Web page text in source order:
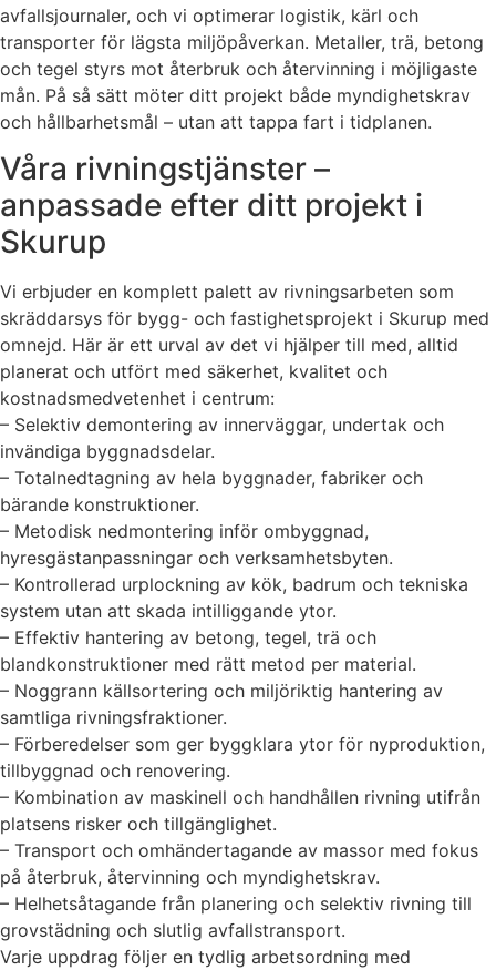
avfallsjournaler, och vi optimerar logistik, kärl och
transporter för lägsta miljöpåverkan. Metaller, trä, betong
och tegel styrs mot återbruk och återvinning i möjligaste
mån. På så sätt möter ditt projekt både myndighetskrav
och hållbarhetsmål – utan att tappa fart i tidplanen.
Våra rivningstjänster –
anpassade efter ditt projekt i
Skurup
Vi erbjuder en komplett palett av rivningsarbeten som
skräddarsys för bygg- och fastighetsprojekt i Skurup med
omnejd. Här är ett urval av det vi hjälper till med, alltid
planerat och utfört med säkerhet, kvalitet och
kostnadsmedvetenhet i centrum:
– Selektiv demontering av innerväggar, undertak och
invändiga byggnadsdelar.
– Totalnedtagning av hela byggnader, fabriker och
bärande konstruktioner.
– Metodisk nedmontering inför ombyggnad,
hyresgästanpassningar och verksamhetsbyten.
– Kontrollerad urplockning av kök, badrum och tekniska
system utan att skada intilliggande ytor.
– Effektiv hantering av betong, tegel, trä och
blandkonstruktioner med rätt metod per material.
– Noggrann källsortering och miljöriktig hantering av
samtliga rivningsfraktioner.
– Förberedelser som ger byggklara ytor för nyproduktion,
tillbyggnad och renovering.
– Kombination av maskinell och handhållen rivning utifrån
platsens risker och tillgänglighet.
– Transport och omhändertagande av massor med fokus
på återbruk, återvinning och myndighetskrav.
– Helhetsåtagande från planering och selektiv rivning till
grovstädning och slutlig avfallstransport.
Varje uppdrag följer en tydlig arbetsordning med